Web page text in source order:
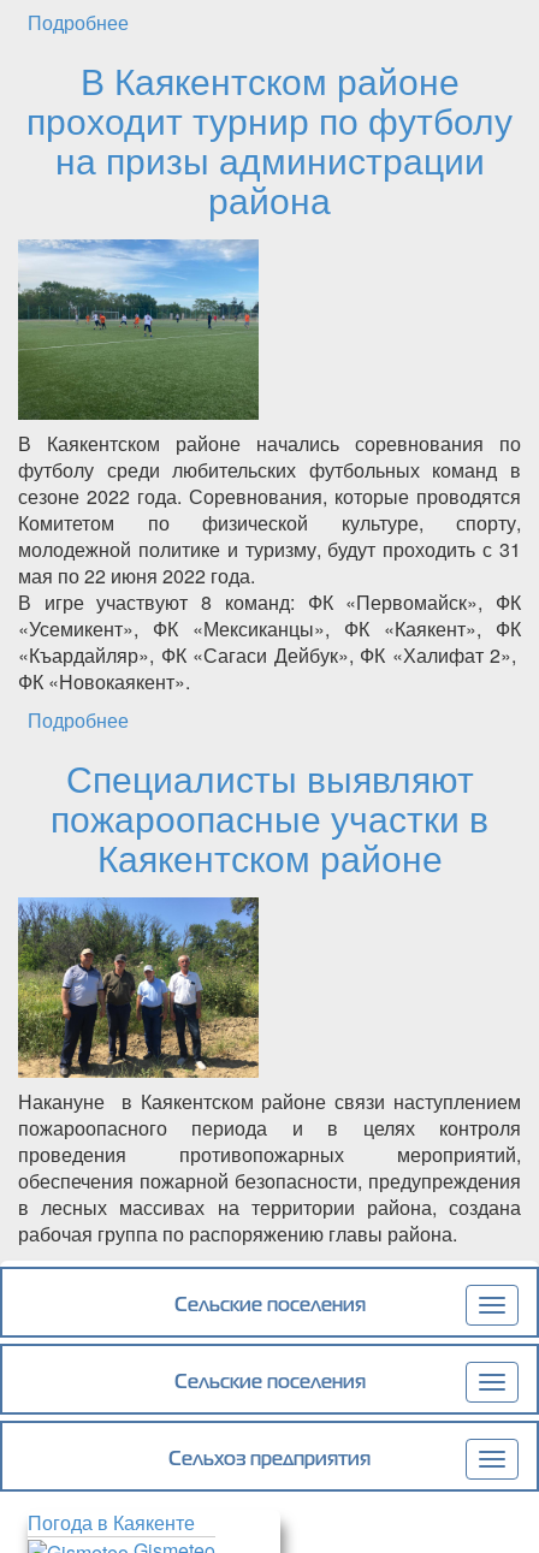
Подробнее
В Каякентском районе
проходит турнир по футболу
на призы администрации
района
В Каякентском районе начались соревнования по
футболу среди любительских футбольных команд в
сезоне 2022 года. Соревнования, которые проводятся
Комитетом по физической культуре, спорту,
молодежной политике и туризму, будут проходить с 31
мая по 22 июня 2022 года.
В игре участвуют 8 команд: ФК «Первомайск», ФК
«Усемикент», ФК «Мексиканцы», ФК «Каякент», ФК
«Къардайляр», ФК «Сагаси Дейбук», ФК «Халифат 2»,
ФК «Новокаякент».
Подробнее
Специалисты выявляют
пожароопасные участки в
Каякентском районе
Накануне в Каякентском районе связи наступлением
пожароопасного периода и в целях контроля
проведения противопожарных мероприятий,
обеспечения пожарной безопасности, предупреждения
в лесных массивах на территории района, создана
рабочая группа по распоряжению главы района.
Подробнеео Специалисты выявляют пожароопасные
участки в Каякентском районе
Сельские поселения
Сельские поселения
Сельхоз предприятия
Погода в Каякенте